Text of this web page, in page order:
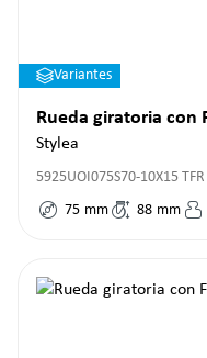
Variantes
Rueda giratoria con
Stylea
5925UOI075S70-10X15 TFR
75 mm 88 mm